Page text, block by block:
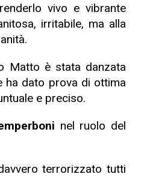
vivo e vibrante
irritabile, ma alla
Matto è stata danzata
ha dato prova di ottima
e preciso.
nel ruolo del
terrorizzato tutti